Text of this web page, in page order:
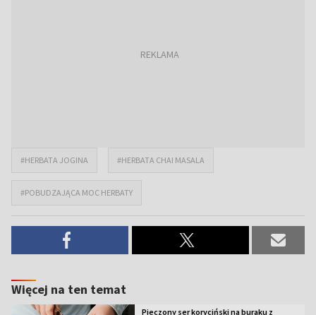
#HERBATA JOGINA #HERBATA CHAI MASALA
#POBUDZAJĄCA MOC HERBATY
Więcej na ten temat
Pieczony ser koryciński na buraku z